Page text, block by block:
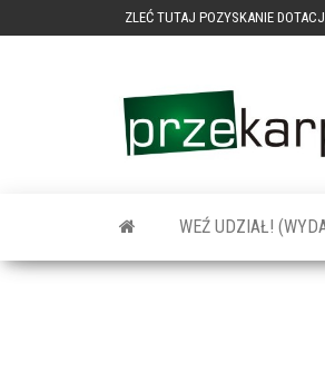
ZLEĆ TUTAJ POZYSKANIE
WEŹ UDZIAŁ!